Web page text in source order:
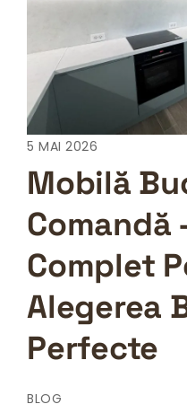
5 MAI 2026
Mobilă
Comandă
Complet
Alegerea
Perfecte
BLOG